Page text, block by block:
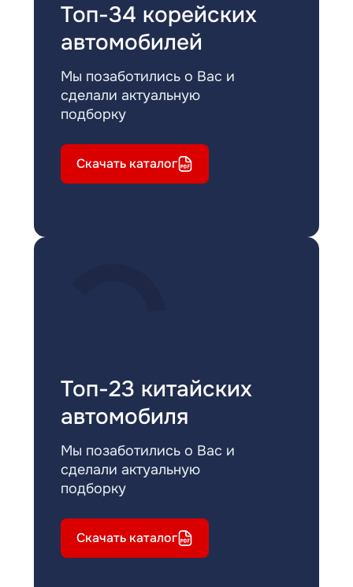
Топ-34 корейских
автомобилей
Мы позаботились о Вас и
сделали актуальную
подборку
Скачать каталог
Топ-23 китайских
автомобиля
Мы позаботились о Вас и
сделали актуальную
подборку
Скачать каталог